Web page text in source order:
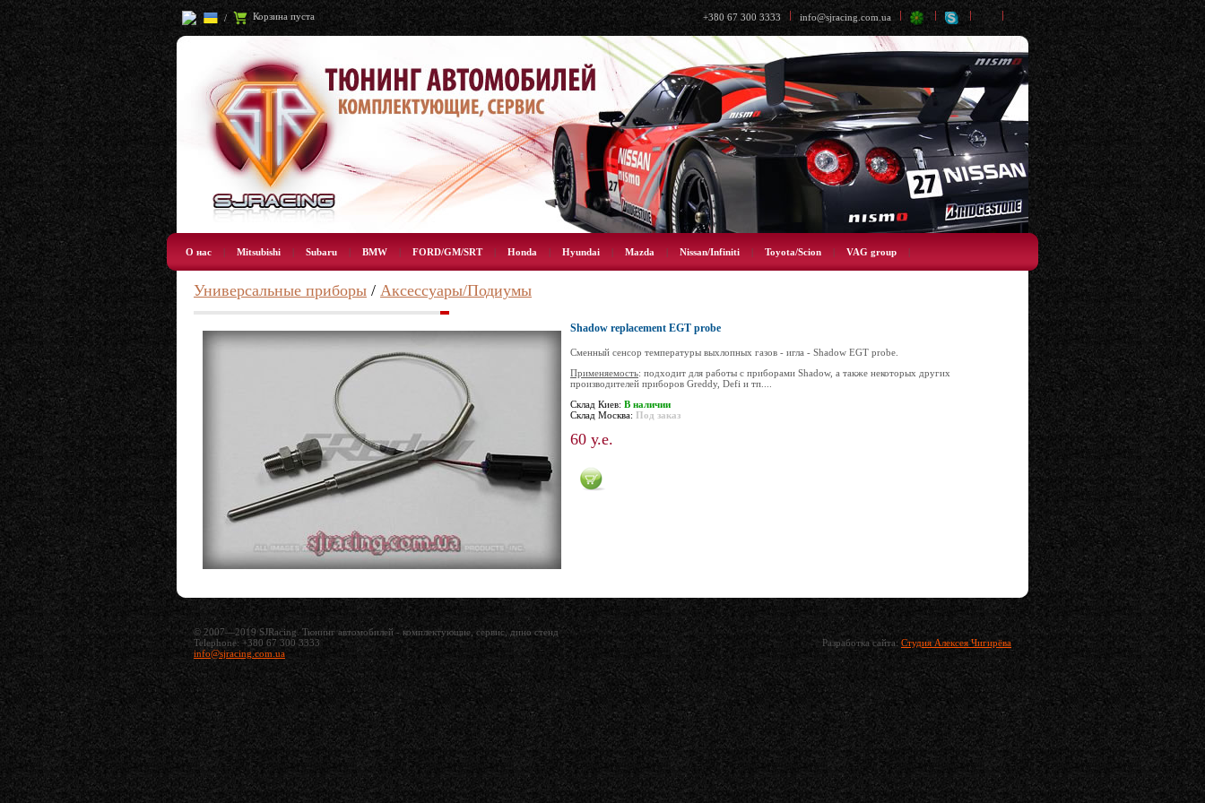
/ Корзина пуста +380 67 300 3333 info@sjracing.com.ua
О нас | Mitsubishi | Subaru | BMW | FORD/GM/SRT | Honda | Hyundai | Mazda | Nissan/Infiniti | Toyota/Scion | VAG group |
Универсальные приборы / Аксессуары/Подиумы
Shadow replacement EGT probe
Сменный сенсор температуры выхлопных газов - игла - Shadow EGT probe.
Применяемость: подходит для работы с приборами Shadow, а также некоторых других
производителей приборов Greddy, Defi и тп....
Склад Киев: В наличии
Склад Москва: Под заказ
60 у.е.
© 2007—2019 SJRacing. Тюнинг автомобилей - комплектующие, сервис, дино стенд
Telephone: +380 67 300 3333
info@sjracing.com.ua
Разработка сайта: Студия Алексея Чигирёва